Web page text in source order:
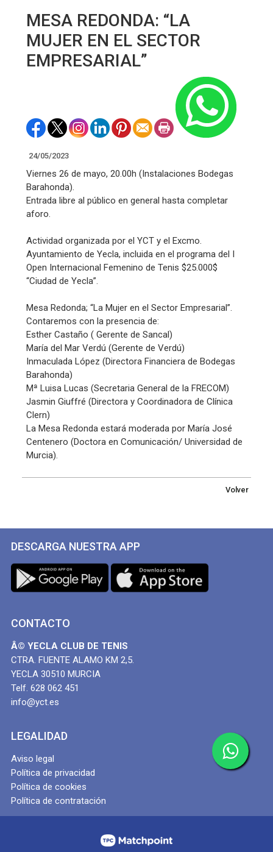
MESA REDONDA: “LA
MUJER EN EL SECTOR
EMPRESARIAL”
24/05/2023
Viernes 26 de mayo, 20.00h (Instalaciones Bodegas
Barahonda).
Entrada libre al público en general hasta completar
aforo.
Actividad organizada por el YCT y el Excmo.
Ayuntamiento de Yecla, incluida en el programa del I
Open Internacional Femenino de Tenis $25.000$
“Ciudad de Yecla”.
Mesa Redonda; “La Mujer en el Sector Empresarial”.
Contaremos con la presencia de:
Esther Castaño ( Gerente de Sancal)
María del Mar Verdú (Gerente de Verdú)
Inmaculada López (Directora Financiera de Bodegas
Barahonda)
Mª Luisa Lucas (Secretaria General de la FRECOM)
Jasmin Giuffré (Directora y Coordinadora de Clínica
Clern)
La Mesa Redonda estará moderada por María José
Centenero (Doctora en Comunicación/ Universidad de
Murcia).
Volver
DESCARGA NUESTRA APP
CONTACTO
Â© YECLA CLUB DE TENIS
CTRA. FUENTE ALAMO KM 2,5.
YECLA 30510 MURCIA
Telf. 628 062 451
info@yct.es
LEGALIDAD
Aviso legal
Política de privacidad
Política de cookies
Política de contratación